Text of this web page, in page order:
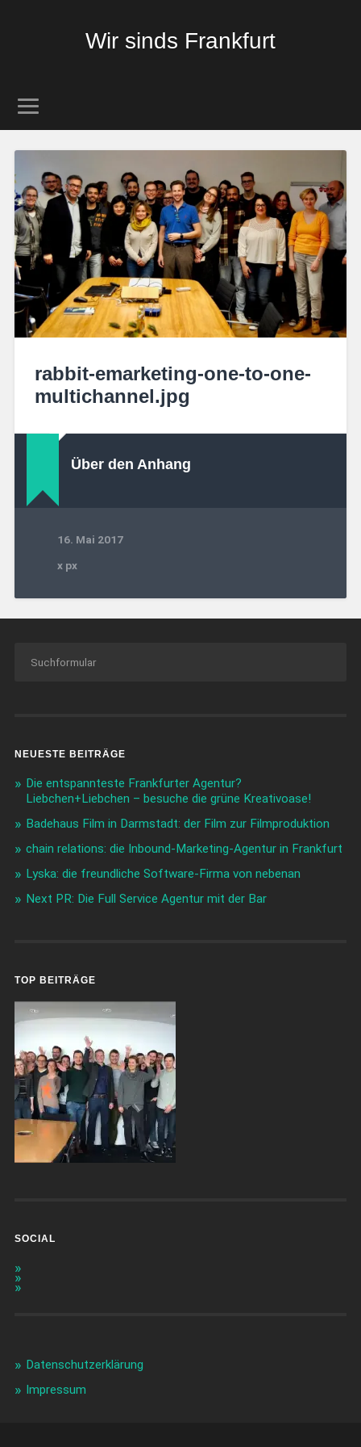
Wir sinds Frankfurt
rabbit-emarketing-one-to-one-
multichannel.jpg
Über den Anhang
16. Mai 2017
xpx
NEUESTE BEITRÄGE
Die entspannteste Frankfurter Agentur?
Liebchen+Liebchen – besuche die grüne Kreativoase!
Badehaus Film in Darmstadt: der Film zur Filmproduktion
chain relations: die Inbound-Marketing-Agentur in Frankfurt
Lyska: die freundliche Software-Firma von nebenan
Next PR: Die Full Service Agentur mit der Bar
TOP BEITRÄGE
SOCIAL
Datenschutzerklärung
Impressum